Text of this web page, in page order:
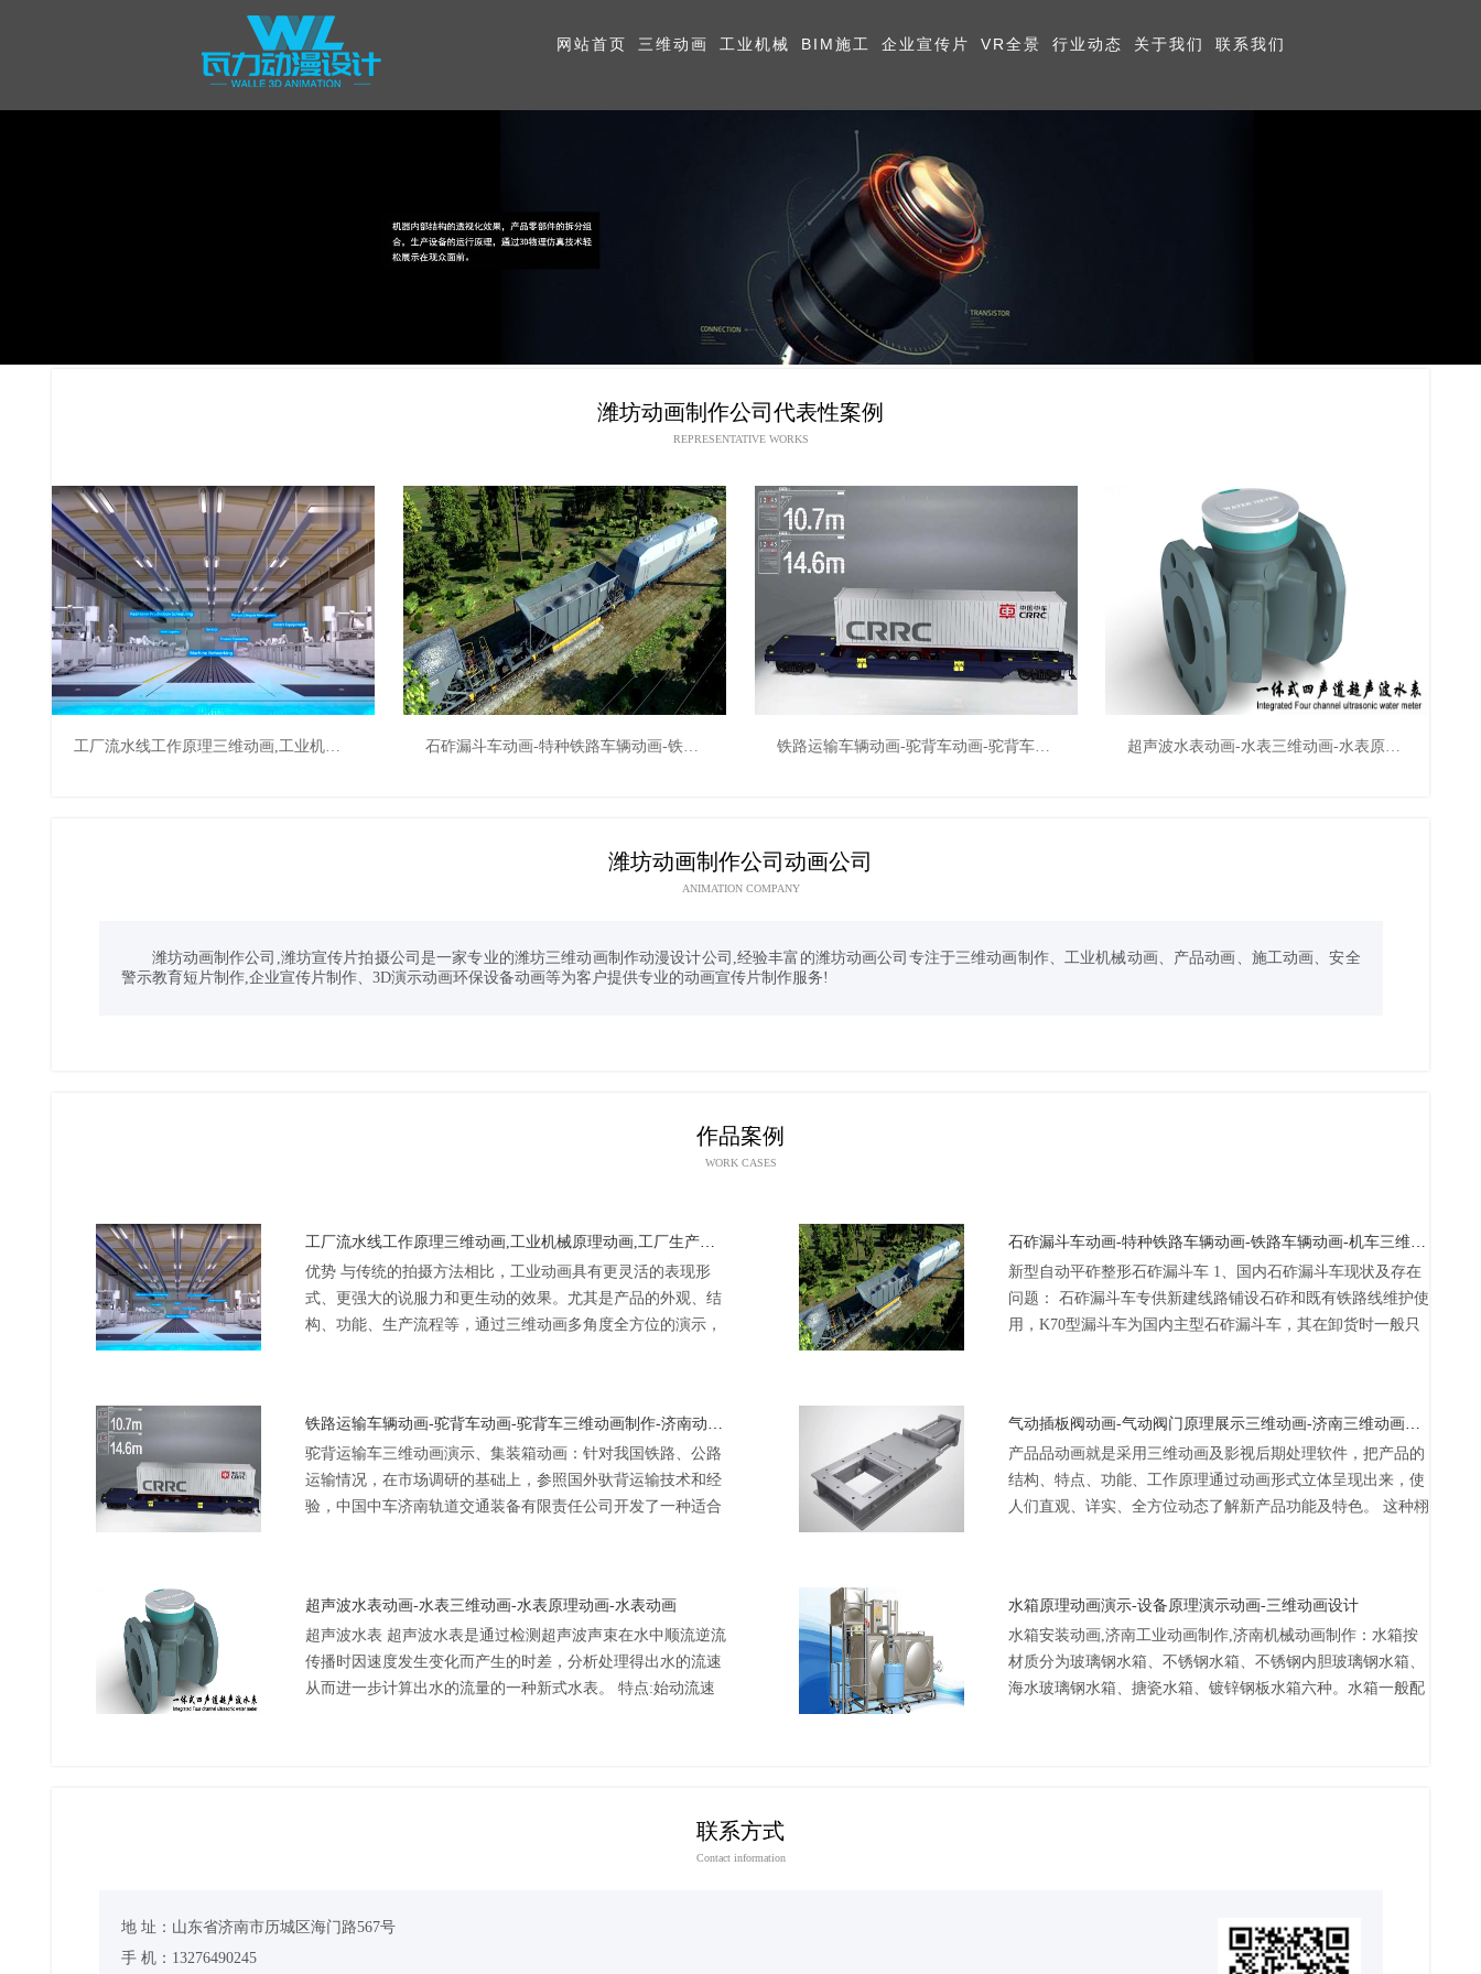
网站首页 三维动画 工业机械 BIM施工 企业宣传片 VR全景 行业动态 关于我们 联系我们
潍坊动画制作公司代表性案例
REPRESENTATIVE WORKS
石砟漏斗车动画-特种铁路车辆动画-铁路车辆动画-机车三维动画制作-中车三维动画-济南动画公司 铁路运输车辆动画-驼背车动画-驼背车三维动画制作-济南动画公司
潍坊动画制作公司动画公司
ANIMATION COMPANY
潍坊动画制作公司,潍坊宣传片拍摄公司是一家专业的潍坊三维动画制作动漫设计公司,经验丰富的潍坊动画公司专注于三维动画制作、工业机械动画、产品动画、施工动画、安全
警示教育短片制作,企业宣传片制作、3D演示动画环保设备动画等为客户提供专业的动画宣传片制作服务!
作品案例
WORK CASES
优势 与传统的拍摄方法相比，工业动画具有更灵活的表现形
式、更强大的说服力和更生动的效果。尤其是产品的外观、结
构、功能、生产流程等，通过三维动画多角度全方位的演示，
石砟漏斗车动画-特种铁路车辆动画-铁路车辆动画-机车三维动画制作-中车三维动画-济南动画公司
新型自动平砟整形石砟漏斗车 1、国内石砟漏斗车现状及存在
问题： 石砟漏斗车专供新建线路铺设石砟和既有铁路线维护使
用，K70型漏斗车为国内主型石砟漏斗车，其在卸货时一般只
驼背运输车三维动画演示、集装箱动画：针对我国铁路、公路
运输情况，在市场调研的基础上，参照国外驮背运输技术和经
验，中国中车济南轨道交通装备有限责任公司开发了一种适合
气动插板阀动画-气动阀门原理展示三维动画-济南三维动画公司
产品品动画就是采用三维动画及影视后期处理软件，把产品的
结构、特点、功能、工作原理通过动画形式立体呈现出来，使
人们直观、详实、全方位动态了解新产品功能及特色。 这种栩
超声波水表动画-水表三维动画-水表原理动画-水表动画
超声波水表 超声波水表是通过检测超声波声束在水中顺流逆流
传播时因速度发生变化而产生的时差，分析处理得出水的流速
从而进一步计算出水的流量的一种新式水表。 特点:始动流速
水箱原理动画演示-设备原理演示动画-三维动画设计
水箱安装动画,济南工业动画制作,济南机械动画制作：水箱按
材质分为玻璃钢水箱、不锈钢水箱、不锈钢内胆玻璃钢水箱、
海水玻璃钢水箱、搪瓷水箱、镀锌钢板水箱六种。水箱一般配
联系方式
Contact information
地 址：山东省济南市历城区海门路567号
手 机：13276490245